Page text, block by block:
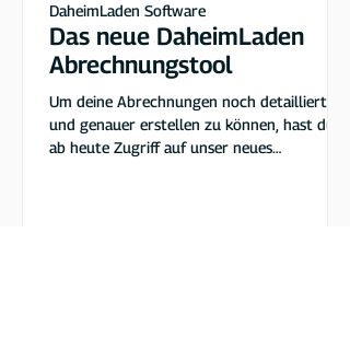
Das neue DaheimLaden
Abrechnungstool
Um deine Abrechnungen noch detaillierter
und genauer erstellen zu können, hast du
ab heute Zugriff auf unser neues
DaheimLaden Software